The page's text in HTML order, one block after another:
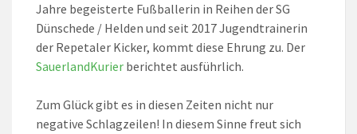
Jahre begeisterte Fußballerin in Reihen der SG
Dünschede / Helden und seit 2017 Jugendtrainerin
der Repetaler Kicker, kommt diese Ehrung zu. Der
SauerlandKurier berichtet ausführlich.
Zum Glück gibt es in diesen Zeiten nicht nur
negative Schlagzeilen! In diesem Sinne freut sich